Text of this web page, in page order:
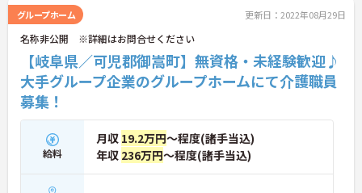
グループホーム 更新日：2022年08月29日
名称非公開 ※詳細はお問合せください
【岐阜県／可児郡御嵩町】無資格・未経験歓迎♪
大手グループ企業のグループホームにて介護職員
募集！
給料
月収 19.2万円～程度(諸手当込)
年収 236万円～程度(諸手当込)